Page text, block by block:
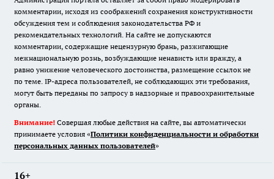
комментарии, исходя из соображений сохранения конструктивности
обсуждения тем и соблюдения законодательства РФ и
рекомендательных технологий. На сайте не допускаются
комментарии, содержащие нецензурную брань, разжигающие
межнациональную рознь, возбуждающие ненависть или вражду, а
равно унижение человеческого достоинства, размещение ссылок не
по теме. IP-адреса пользователей, не соблюдающих эти требования,
могут быть переданы по запросу в надзорные и правоохранительные
органы.
Внимание! Совершая любые действия на сайте, вы автоматически
принимаете условия «Политики конфиденциальности и обработки
персональных данных пользователей»
16+